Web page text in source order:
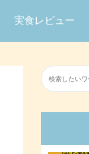
実食レビュー